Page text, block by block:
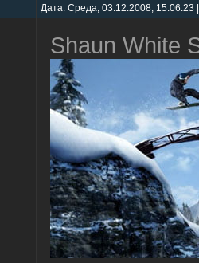
Дата: Среда, 03.12.2008,
Shaun White